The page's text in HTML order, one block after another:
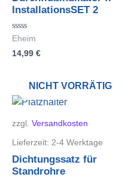
InstallationsSET 2
Bewertet
0
Eheim
14,99 €
NICHT VORRÄTIG
zzgl. Versandkosten
Lieferzeit: 2-4 Werktage
Dichtungssatz für
Standrohre